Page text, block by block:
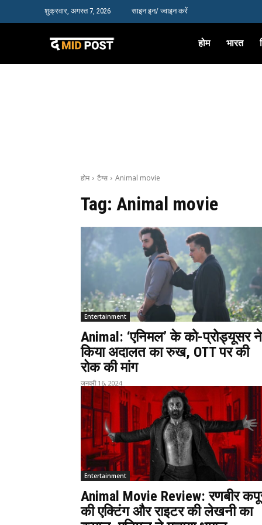
शुक्रवार, अगस्त 7, 2026 साइन इन/ ज्वाइन करें
होम भारत
होम टैग्स Animal movie
Tag: Animal movie
Entertainment
Animal: ‘एनिमल’ के को-प्रोड्यूसर ने
किया अदालत का रुख, OTT पर की
रोक की मांग
जनवरी 16, 2024
Entertainment
Animal Movie Review: रणबीर
की एक्टिंग और राइटर की लेखनी का